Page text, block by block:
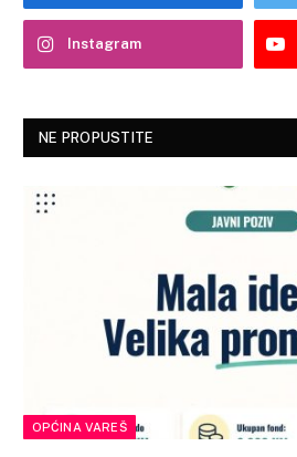
Instagram
NE PROPUSTITE
OPĆINA VAREŠ